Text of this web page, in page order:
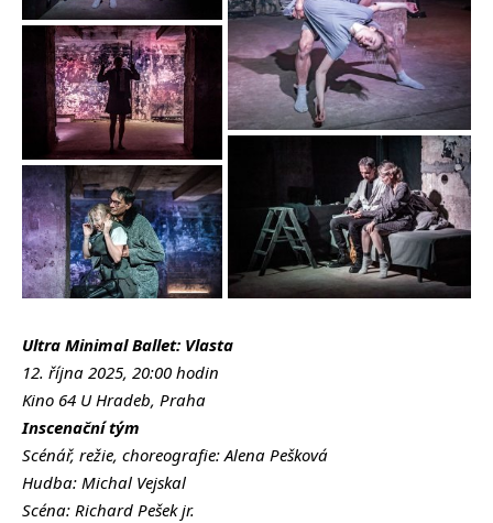
Ultra Minimal Ballet: Vlasta
12. října 2025, 20:00 hodin
Kino 64 U Hradeb, Praha
Inscenační tým
Scénář, režie, choreografie: Alena Pešková
Hudba: Michal Vejskal
Scéna: Richard Pešek jr.